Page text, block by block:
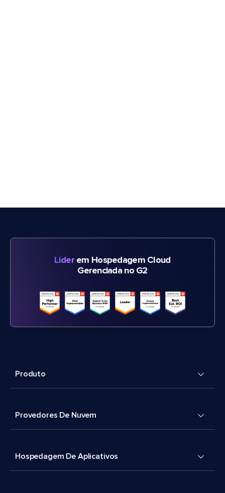
Líderem Hospedagem Cloud
Gerenciada no G2
Produto
Provedores De Nuvem
Hospedagem De Aplicativos